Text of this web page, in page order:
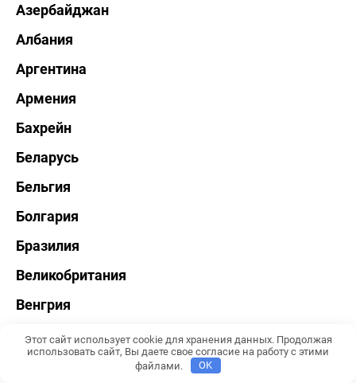
Азербайджан
Албания
Аргентина
Армения
Бахрейн
Беларусь
Бельгия
Болгария
Бразилия
Великобритания
Венгрия
Венесуэла
Этот сайт использует cookie для хранения данных. Продолжая
использовать сайт, Вы даете свое согласие на работу с этими
файлами.
OK